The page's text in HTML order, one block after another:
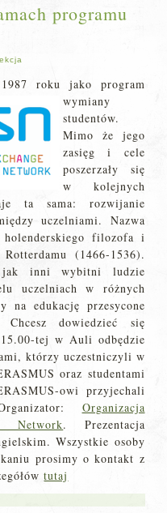
programu
roku jako program
wymiany
studentów.
Mimo że jego
zasięg i cele
poszerzały się
w kolejnych
ta sama: rozwijanie
uczelniami. Nazwa
holenderskiego filozofa i
(1466-1536).
jak inni wybitni ludzie
uczelniach w różnych
na edukację przesycone
Chcesz dowiedzieć się
tej w Auli odbędzie
którzy uczestniczyli w
oraz studentami
owi przyjechali
Organizacja
Network. Prezentacja
Wszystkie osoby
prosimy o kontakt z
tutaj